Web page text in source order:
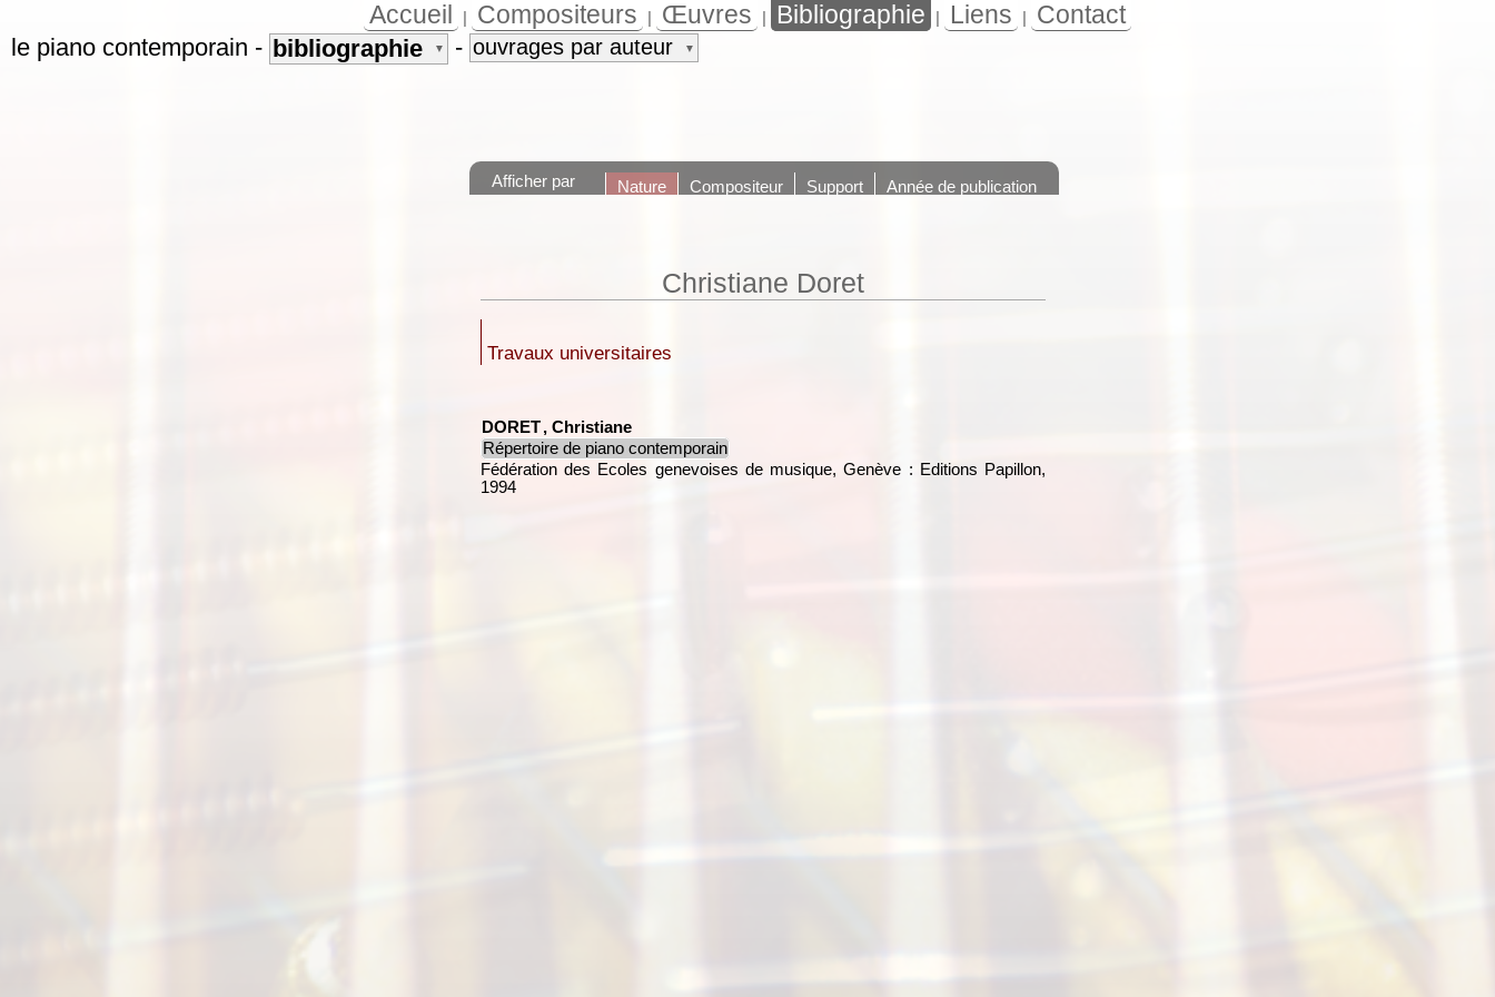
Accueil Compositeurs Œuvres Bibliographie Liens Contact
Afficher par Année de publication
Support
Compositeur
Nature
Christiane Doret
Travaux universitaires
DORET, Christiane
Répertoire de piano contemporain
Fédération des Ecoles genevoises de musique, Genève : Editions Papillon,
1994
le piano contemporain - bibliographie ▼ - ouvrages par auteur ▼